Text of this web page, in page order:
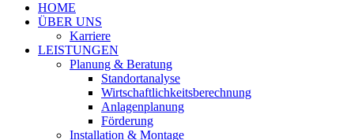
HOME
ÜBER UNS
Karriere
LEISTUNGEN
Planung & Beratung
Standortanalyse
Wirtschaftlichkeitsberechnung
Anlagenplanung
Förderung
Installation & Montage